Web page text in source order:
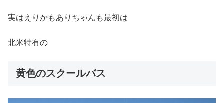
実はえりかもありちゃんも最初は
北米特有の
黄色のスクールバス